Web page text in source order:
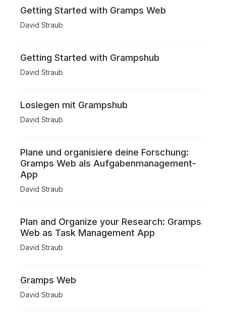
Getting Started with Gramps Web
David Straub
Getting Started with Grampshub
David Straub
Loslegen mit Grampshub
David Straub
Plane und organisiere deine Forschung:
Gramps Web als Aufgabenmanagement-
App
David Straub
Plan and Organize your Research: Gramps
Web as Task Management App
David Straub
Gramps Web
David Straub